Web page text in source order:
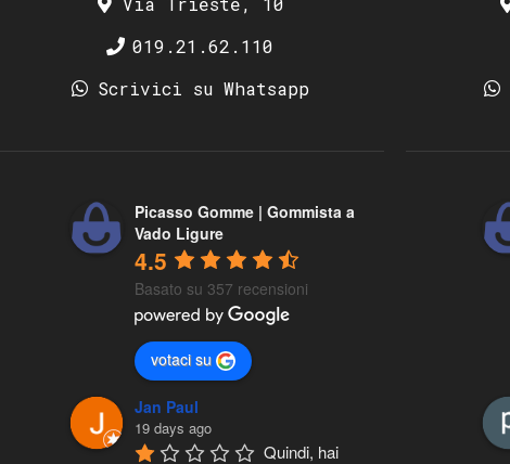
019.21.62.110
Scrivici su Whatsapp
Picasso Gomme | Gommista a
Vado Ligure
4.5
Basato su 357 recensioni
votaci su
Jan Paul
19 days ago
Quindi, hai